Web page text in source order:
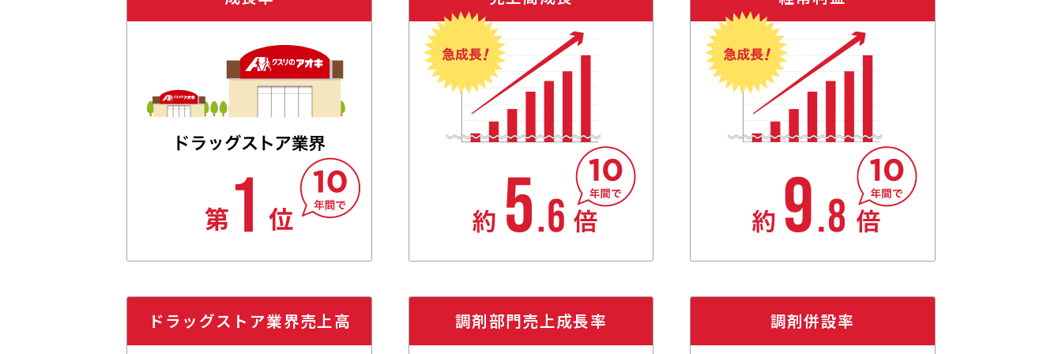
ドラッグストア業界売上高 調剤部門売上成長率 調剤併設率